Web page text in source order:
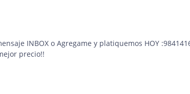
INBOX o Agregame y platiquemos HOY :
precio!!